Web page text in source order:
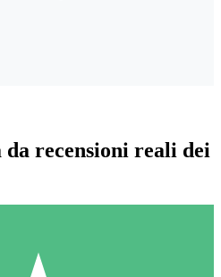
recensioni reali dei